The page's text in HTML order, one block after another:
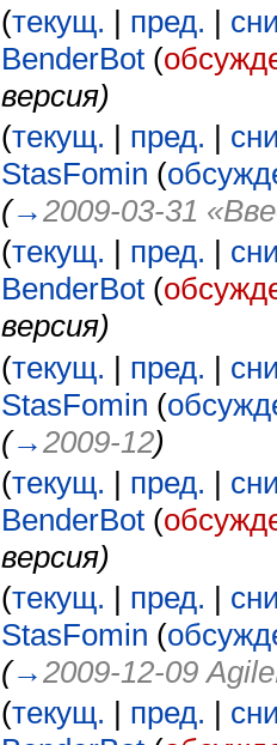
(текущ. | пред. |
BenderBot (
версия)
(текущ. | пред. |
StasFomin (
(→2009-03-31
(текущ. | пред. |
BenderBot (
версия)
(текущ. | пред. |
StasFomin (
(→2009-12)
(текущ. | пред. |
BenderBot (
версия)
(текущ. | пред. |
StasFomin (
(→2009-12-09
(текущ. | пред. |